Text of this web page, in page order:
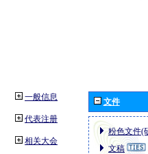
一般信息
代表注册
相关大会
文件
粉色文件(
文稿